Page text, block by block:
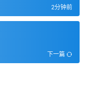
2分钟前
下一篇